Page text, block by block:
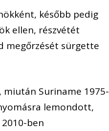
később pedig
ellen, részvétét
megőrzését sürgette
miután Suriname 1975-
lemondott,
ben